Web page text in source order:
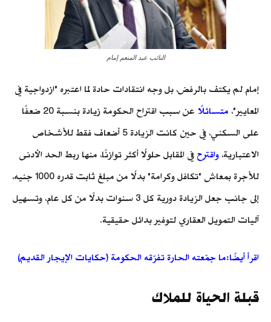
النائب عبد المنعم إمام
إمام لم يكتف بالرفض، بل وجه انتقادات حادة لما اعتبره "ازدواجية في
المعايير"، متسائلًا
عن سبب اقتراح الحكومة زيادة بنسبة 20 ضعفًا
على السكني، في حين كانت الزيادة 5 أضعاف فقط للأشخاص
الاعتبارية، واقترح في المقابل حلولًا أكثر توازنًا، منها ربط الحد الأدنى
للأجرة بمعاش "تكافل وكرامة" بدلًا من مبلغ ثابت قدره 1000 جنيه،
إلى جانب جعل الزيادة دورية كل 3 سنوات بدلًا من كل عام، وتسهيل
آليات التمويل العقاري لتوفير بدائل حقيقية.
اقرأ أيضًا:ما جمّعته الحارة تفرّقه الحكومة (حكايات الإيجار القديم)
قبلة الحياة للملاك